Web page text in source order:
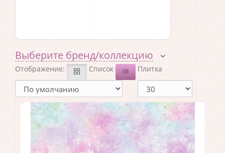
Выберите бренд/коллекцию
Отображение: Список Плитка